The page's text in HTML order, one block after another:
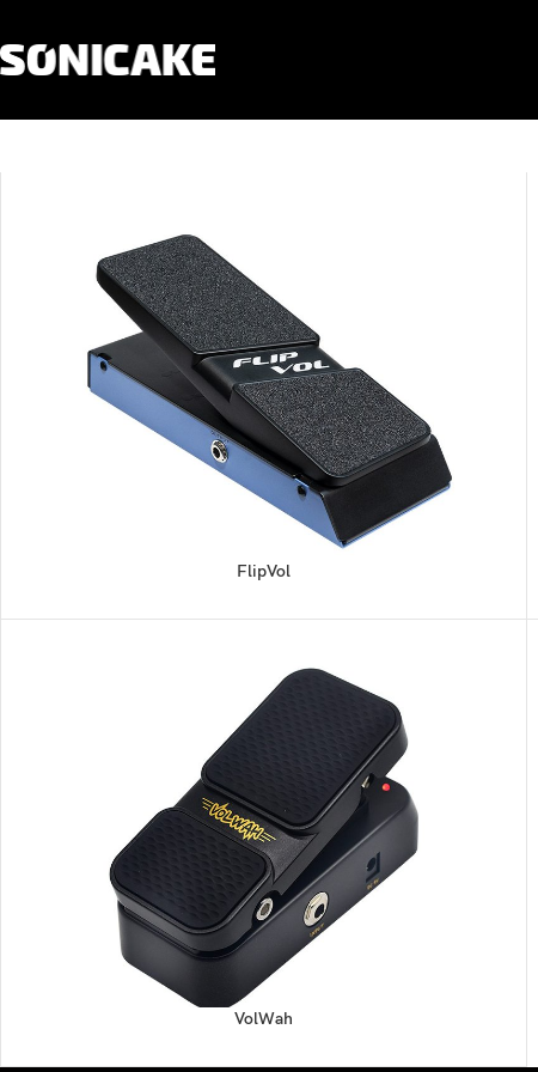
FlipVol
VolWah